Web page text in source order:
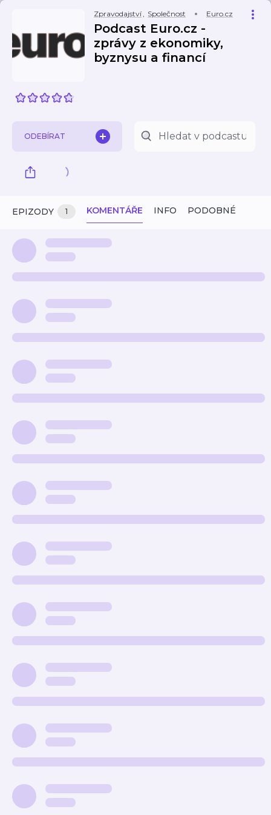
Zpravodajství, Společnost Euro.cz
Podcast Euro.cz -
zprávy z ekonomiky,
byznysu a financí
ODEBÍRAT
EPIZODY 1 KOMENTÁŘE INFO PODOBNÉ